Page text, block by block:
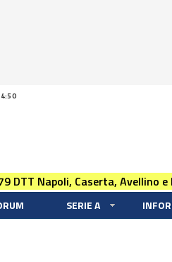
DTT Napoli, Caserta, Avellino
SERIE A